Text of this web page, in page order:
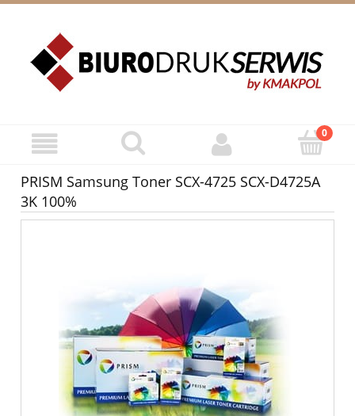
PRISM Samsung Toner SCX-4725 SCX-D4725A
3K 100%